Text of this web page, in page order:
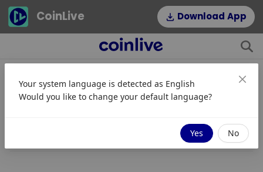
CoinLive Download App
NFTの終焉と再起動
従う
Your system language is detected as English
Would you like to change your default language?
Yes No